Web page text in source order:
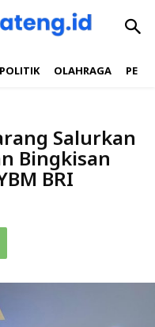
POLITIK OLAHRAGA
Salurkan
Bingkisan
BRI